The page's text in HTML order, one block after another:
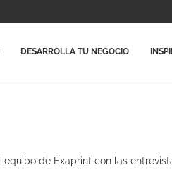
DESARROLLA TU NEGOCIO
de Exaprint con las